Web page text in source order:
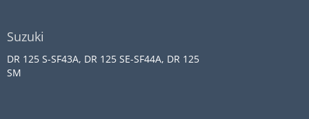
Suzuki
DR 125 S-SF43A, DR 125 SE-SF44A, DR 125
SM